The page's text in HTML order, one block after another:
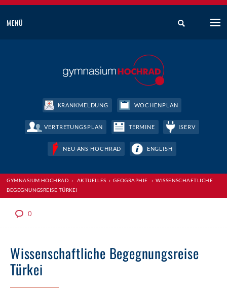
MENÜ
KRANKMELDUNG WOCHENPLAN
VERTRETUNGSPLAN TERMINE ISERV
NEU ANS HOCHRAD ENGLISH
GYMNASIUM HOCHRAD › AKTUELLES ›GEOGRAPHIE ›WISSENSCHAFTLICHE
BEGEGNUNGSREISE TÜRKEI
0
Wissenschaftliche Begegnungsreise
Türkei